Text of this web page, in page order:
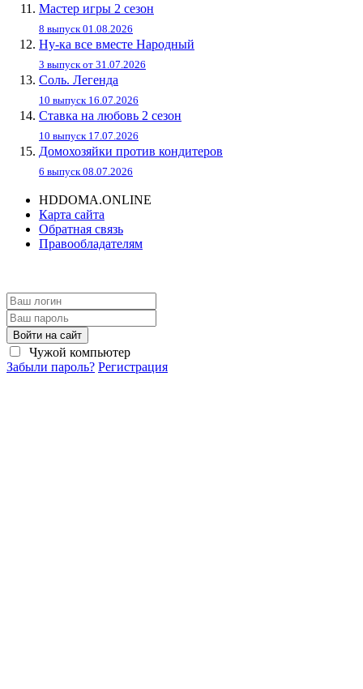
Мастер игры 2 сезон
8 выпуск 01.08.2026
Ну-ка все вместе Народный
3 выпуск от 31.07.2026
Соль. Легенда
10 выпуск 16.07.2026
Ставка на любовь 2 сезон
10 выпуск 17.07.2026
Домохозяйки против кондитеров
6 выпуск 08.07.2026
HDDOMA.ONLINE
Карта сайта
Обратная связь
Правообладателям
Войти на сайт
Чужой компьютер
Забыли пароль? Регистрация